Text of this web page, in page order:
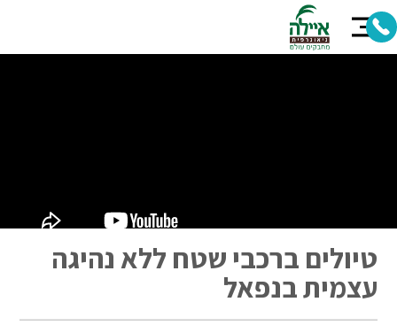
טיולים ברכבי שטח ללא נהיגה
עצמית בנפאל